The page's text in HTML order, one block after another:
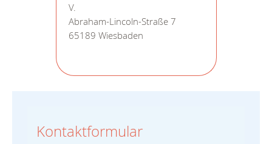
V.
Abraham-Lincoln-Straße 7
65189 Wiesbaden
Kontaktformular